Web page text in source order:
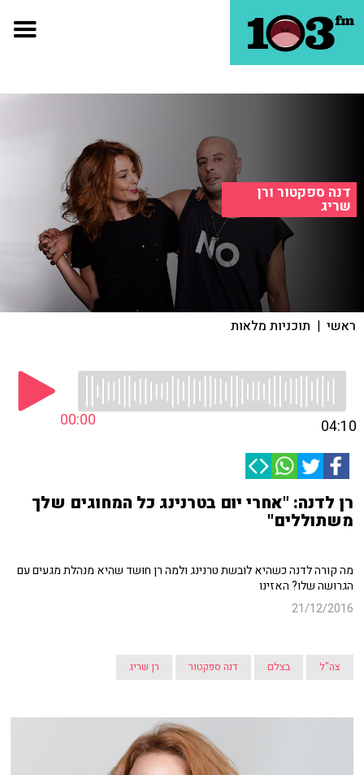
דנה ספקטור ורן
שריג
ראשי | תוכניות מלאות
00:00 04:10
רן לדנה: "אחרי יום בטרנינג כל המחוגים שלך
משתוללים"
מה קורה לדנה כשהיא לובשת טרנינג ולמה רן חושד שהיא מנהלת מגעים עם
הגרושה שלו? האזינו
21/12/2016
צה"ל בצלם דנה ספקטור רן שריג